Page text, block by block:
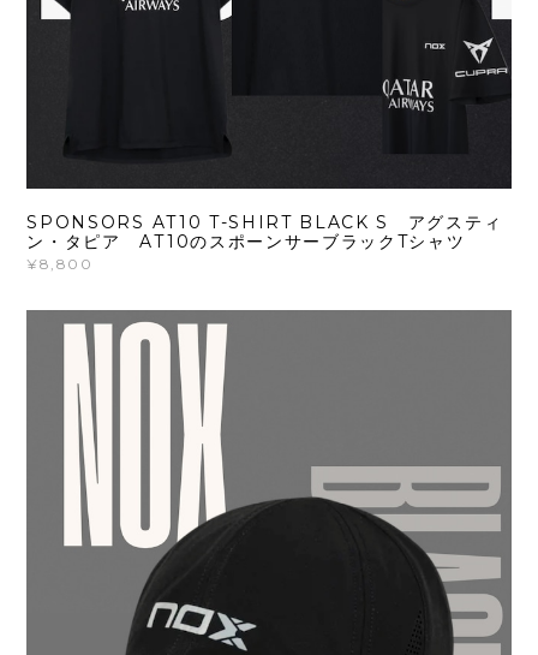
SPONSORS AT10 T-SHIRT BLACK S アグスティ
ン・タピア AT10のスポーンサーブラックTシャツ
¥8,800